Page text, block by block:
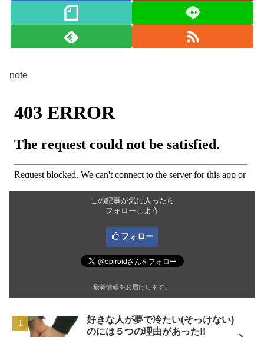
note
この記事が気に入ったら
フォローしよう
フォロー
最新情報をお届けします。
好きな人が夢で冷たい(そっけない)
のには５つの理由があった!!